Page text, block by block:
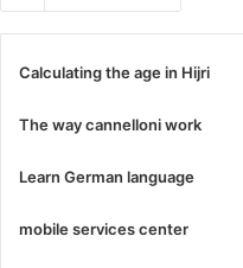
Calculating the age in Hijri
The way cannelloni work
Learn German language
mobile services center